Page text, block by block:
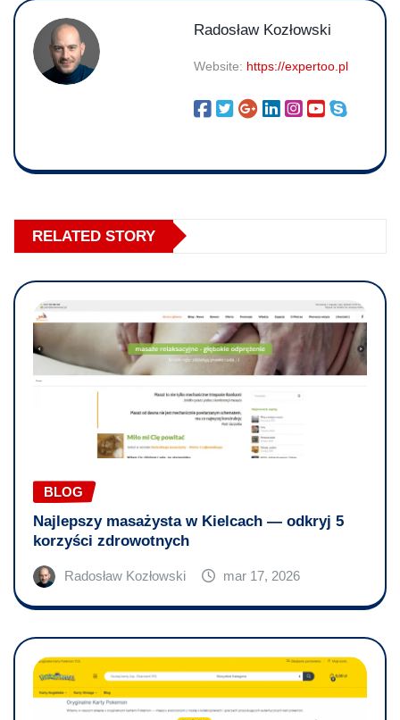
Radosław Kozłowski
Website: https://expertoo.pl
RELATED STORY
BLOG
Najlepszy masażysta w Kielcach — odkryj 5
korzyści zdrowotnych
Radosław Kozłowski mar 17, 2026